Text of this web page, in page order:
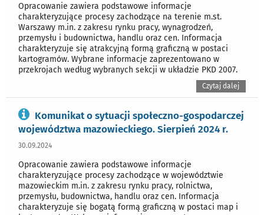
Opracowanie zawiera podstawowe informacje
charakteryzujące procesy zachodzące na terenie m.st.
Warszawy m.in. z zakresu rynku pracy, wynagrodzeń,
przemysłu i budownictwa, handlu oraz cen. Informacja
charakteryzuje się atrakcyjną formą graficzną w postaci
kartogramów. Wybrane informacje zaprezentowano w
przekrojach według wybranych sekcji w układzie PKD 2007.
Czytaj dalej
Komunikat o sytuacji społeczno-gospodarczej
województwa mazowieckiego. Sierpień 2024 r.
30.09.2024
Opracowanie zawiera podstawowe informacje
charakteryzujące procesy zachodzące w województwie
mazowieckim m.in. z zakresu rynku pracy, rolnictwa,
przemysłu, budownictwa, handlu oraz cen. Informacja
charakteryzuje się bogatą formą graficzną w postaci map i